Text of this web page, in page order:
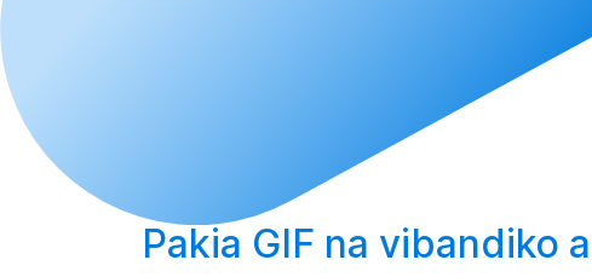
Pakia GIF na vibandiko